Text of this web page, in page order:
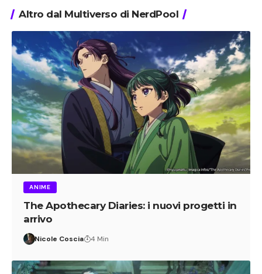
Altro dal Multiverso di NerdPool
ANIME
The Apothecary Diaries: i nuovi progetti in
arrivo
Nicole Coscia 4 Min